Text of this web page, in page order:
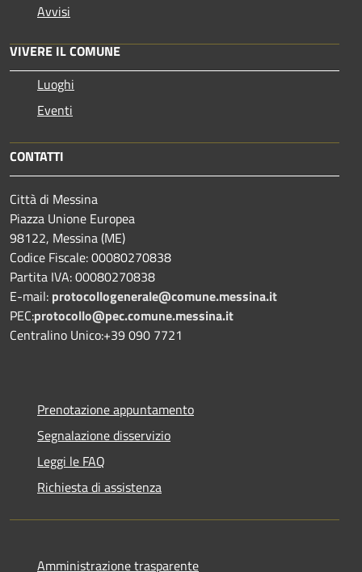
Avvisi
VIVERE IL COMUNE
Luoghi
Eventi
CONTATTI
Città di Messina
Piazza Unione Europea
98122, Messina (ME)
Codice Fiscale: 00080270838
Partita IVA: 00080270838
E-mail: protocollogenerale@comune.messina.it
PEC:protocollo@pec.comune.messina.it
Centralino Unico:+39 090 7721
Prenotazione appuntamento
Segnalazione disservizio
Leggi le FAQ
Richiesta di assistenza
Amministrazione trasparente